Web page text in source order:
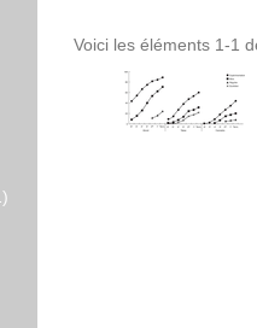
Voici les éléments 1-1